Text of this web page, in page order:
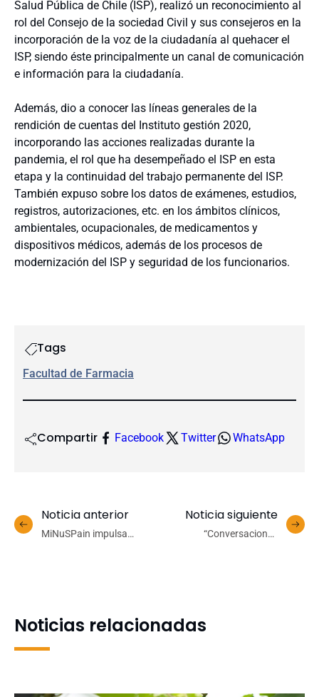
Salud Pública de Chile (ISP), realizó un reconocimiento al
rol del Consejo de la sociedad Civil y sus consejeros en la
incorporación de la voz de la ciudadanía al quehacer el
ISP, siendo éste principalmente un canal de comunicación
e información para la ciudadanía.
Además, dio a conocer las líneas generales de la
rendición de cuentas del Instituto gestión 2020,
incorporando las acciones realizadas durante la
pandemia, el rol que ha desempeñado el ISP en esta
etapa y la continuidad del trabajo permanente del ISP.
También expuso sobre los datos de exámenes, estudios,
registros, autorizaciones, etc. en los ámbitos clínicos,
ambientales, ocupacionales, de medicamentos y
dispositivos médicos, además de los procesos de
modernización del ISP y seguridad de los funcionarios.
Tags
Facultad de Farmacia
Compartir Facebook Twitter WhatsApp
Noticia anterior
MiNuSPain impulsa
Noticia siguiente
“Conversaciones
Noticias relacionadas